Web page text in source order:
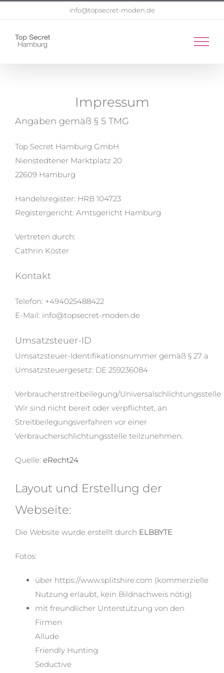
springen
info@topsecret-moden.de
Impressum
Angaben gemäß § 5 TMG
Top Secret Hamburg GmbH
Nienstedtener Marktplatz 20
22609 Hamburg
Handelsregister: HRB 104723
Registergericht: Amtsgericht Hamburg
Vertreten durch:
Cathrin Köster
Kontakt
Telefon: +494025488422
E-Mail: info@topsecret-moden.de
Umsatzsteuer-ID
Umsatzsteuer-Identifikationsnummer gemäß § 27 a
Umsatzsteuergesetz: DE 259236084
Verbraucherstreitbeilegung/Universalschlichtungsstelle
Wir sind nicht bereit oder verpflichtet, an
Streitbeilegungsverfahren vor einer
Verbraucherschlichtungsstelle teilzunehmen.
Quelle: eRecht24
Layout und Erstellung der
Webseite:
Die Website wurde erstellt durch ELBBYTE
Fotos:
über https://www.splitshire.com (kommerzielle
Nutzung erlaubt, kein Bildnachweis nötig)
mit freundlicher Unterstützung von den
Firmen
Allude
Friendly Hunting
Seductive